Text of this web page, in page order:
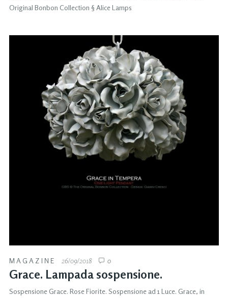
Original Bonbon Collection § Alice Lamps
MAGAZINE 26/09/2018 0
Grace. Lampada sospensione.
Sospensione Grace. Rose Fiorite. Sospensione ad 1 Luce. Grace, in